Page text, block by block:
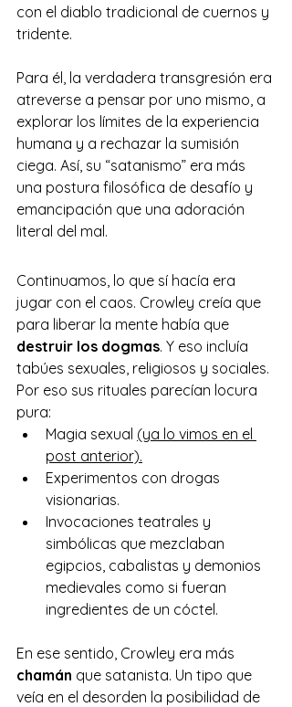
con el diablo tradicional de cuernos y
tridente.
Para él, la verdadera transgresión era
atreverse a pensar por uno mismo, a
explorar los límites de la experiencia
humana y a rechazar la sumisión
ciega. Así, su “satanismo” era más
una postura filosófica de desafío y
emancipación que una adoración
literal del mal.
Continuamos, lo que sí hacía era
jugar con el caos. Crowley creía que
para liberar la mente había que
destruir los dogmas. Y eso incluía
tabúes sexuales, religiosos y sociales.
Por eso sus rituales parecían locura
pura:
Magia sexual (ya lo vimos en el
post anterior).
Experimentos con drogas
visionarias.
Invocaciones teatrales y
simbólicas que mezclaban
egipcios, cabalistas y demonios
medievales como si fueran
ingredientes de un cóctel.
En ese sentido, Crowley era más
chamán que satanista. Un tipo que
veía en el desorden la posibilidad de